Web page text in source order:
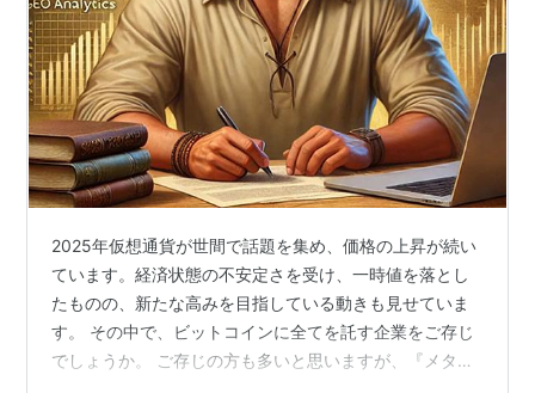
2025年仮想通貨が世間で話題を集め、価格の上昇が続い
ています。経済状態の不安定さを受け、一時値を落とし
たものの、新たな高みを目指している動きも見せていま
す。 その中で、ビットコインに全てを託す企業をご存じ
でしょうか。 ご存じの方も多いと思いますが、『メタプ